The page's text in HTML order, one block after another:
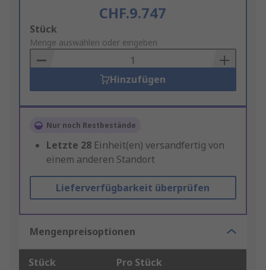
CHF.9.747
Add
to
Basket
Stück
Menge auswählen oder eingeben
Hinzufügen
Nur noch Restbestände
Letzte 28 Einheit(en) versandfertig von
einem anderen Standort
Lieferverfügbarkeit überprüfen
Mengenpreisoptionen
Stück Pro Stück